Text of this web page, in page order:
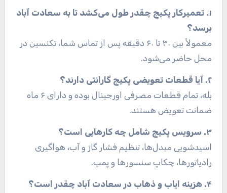
۱. تعمیرکار پکیج چقدر طول می‌کشد تا به سعادت آباد
برسد؟
معمولاً بین ۳۰ تا ۶۰ دقیقه پس از تماس شما، تکنسین در
محل حاضر می‌شود.
۲. آیا قطعات تعویضی پکیج گارانتی دارند؟
بله، تمام قطعات مصرفی اورجینال بوده و دارای ۶ ماه
ضمانت تعویض هستند.
۳. سرویس پکیج شامل چه کارهایی است؟
اسیدشویی مبدل‌ها، تنظیم فشار گاز و آب، هواگیری
رادیاتورها، چکاپ سنسورها و پمپ.
۴. هزینه ایاب و ذهاب در سعادت آباد چقدر است؟